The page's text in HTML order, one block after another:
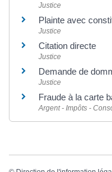
Justice
Plainte avec
Justice
Citation directe
Justice
Demande de
Justice
Fraude à la carte
Argent - Impôts -